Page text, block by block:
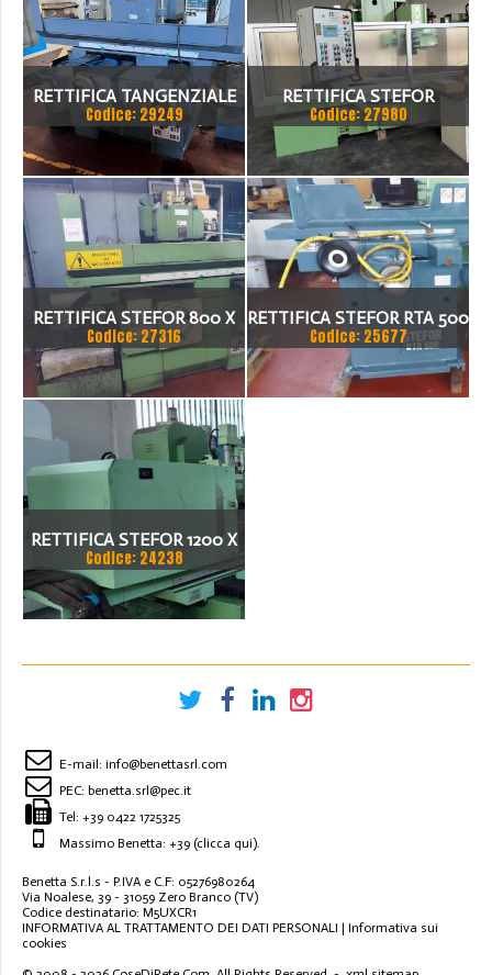
RETTIFICA TANGENZIALE
STEFOR RTB 800/5,
DISPONIBILE PRESSO NS
SEDE IN PRONTA
CONSEGNA SALVO
VENDUTO
Codice: 29249
RETTIFICA STEFOR
Codice: 27980
RETTIFICA STEFOR 800 X
500MM COMPLETA
Codice: 27316
RETTIFICA STEFOR RTA 500
Codice: 25677
RETTIFICA STEFOR 1200 X
600 X 600 ANNO 1997
MODELLO RTS 1200 CN1
Codice: 24238
E-mail: info@benettasrl.com
PEC: benetta.srl@pec.it
Tel: +39 0422 1725325
Massimo Benetta: +39 (clicca qui).
Benetta S.r.l.s - P.IVA e C.F: 05276980264
Via Noalese, 39 - 31059 Zero Branco (TV)
Codice destinatario: M5UXCR1
INFORMATIVA AL TRATTAMENTO DEI DATI PERSONALI | Informativa sui
cookies